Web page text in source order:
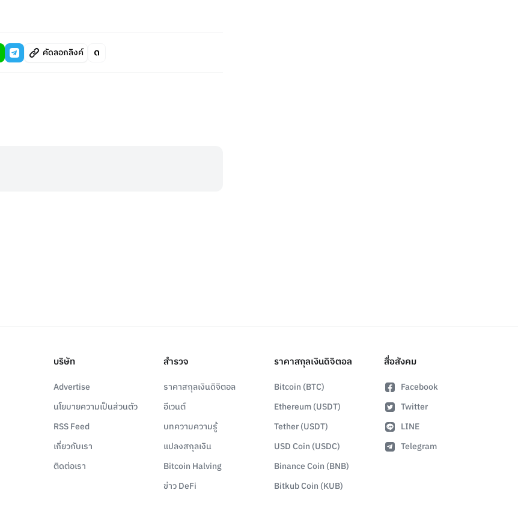
คัดลอกลิงค์
บริษัท
Advertise
นโยบายความเป็นส่วนตัว
RSS Feed
เกี่ยวกับเรา
ติดต่อเรา
สำรวจ
ราคาสกุลเงินดิจิตอล
อีเวนต์
บทความความรู้
แปลงสกุลเงิน
Bitcoin Halving
ข่าว DeFi
ราคาสกุลเงินดิจิตอล
Bitcoin (BTC)
Ethereum (USDT)
Tether (USDT)
USD Coin (USDC)
Binance Coin (BNB)
Bitkub Coin (KUB)
สื่อสังคม
Facebook
Twitter
LINE
Telegram